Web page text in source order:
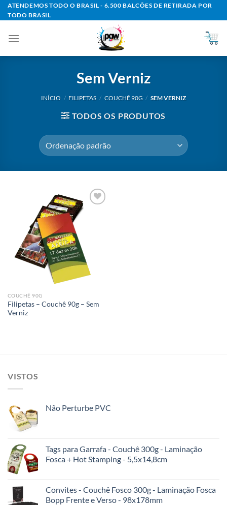
Skip
to
ATENDEMOS TODO O BRASIL - 6.500 BALCÕES DE RETIRADA POR
TODO BRASIL
Sem Verniz
INÍCIO / FILIPETAS / COUCHÊ 90G / SEM VERNIZ
TODOS OS PRODUTOS
COUCHÊ 90G
Filipetas – Couchê 90g – Sem
Verniz
VISTOS
Não Perturbe PVC
Tags para Garrafa - Couchê 300g - Laminação
Fosca + Hot Stamping - 5,5x14,8cm
Convites - Couchê Fosco 300g - Laminação Fosca
Bopp Frente e Verso - 98x178mm